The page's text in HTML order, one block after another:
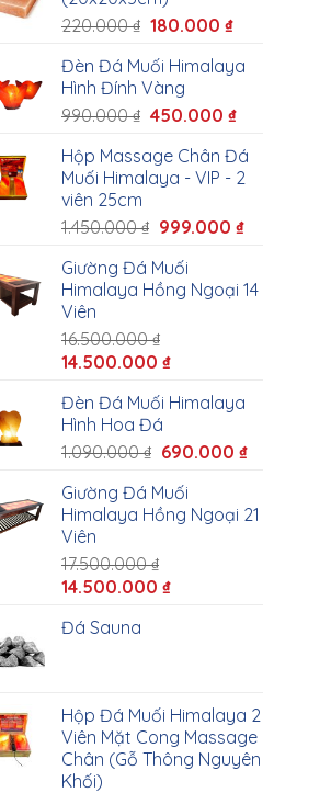
220.000₫ 180.000 ₫
Đèn Đá Muối Himalaya
Hình Đính Vàng
990.000₫ 450.000 ₫
Hộp Massage Chân Đá
Muối Himalaya - VIP - 2
viên 25cm
1.450.000₫ 999.000 ₫
Giường Đá Muối
Himalaya Hồng Ngoại 14
Viên
16.500.000₫
14.500.000 ₫
Đèn Đá Muối Himalaya
Hình Hoa Đá
1.090.000₫ 690.000 ₫
Giường Đá Muối
Himalaya Hồng Ngoại 21
Viên
17.500.000₫
14.500.000 ₫
Đá Sauna
Hộp Đá Muối Himalaya 2
Viên Mặt Cong Massage
Chân (Gỗ Thông Nguyên
Khối)